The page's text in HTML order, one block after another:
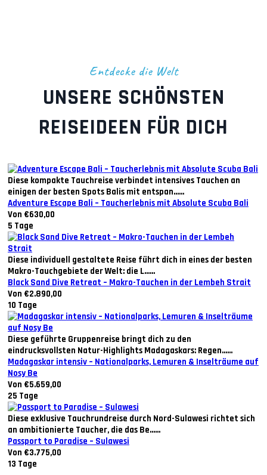
Entdecke die Welt
UNSERE SCHÖNSTEN
REISEIDEEN FÜR DICH
Diese kompakte Tauchreise verbindet intensives Tauchen an
einigen der besten Spots Balis mit entspan......
Adventure Escape Bali – Taucherlebnis mit Absolute Scuba Bali
Von €630,00
5 Tage
Diese individuell gestaltete Reise führt dich in eines der besten
Makro-Tauchgebiete der Welt: die L......
Black Sand Dive Retreat – Makro-Tauchen in der Lembeh Strait
Von €2.890,00
10 Tage
Diese geführte Gruppenreise bringt dich zu den
eindrucksvollsten Natur-Highlights Madagaskars: Regen......
Madagaskar intensiv – Nationalparks, Lemuren & Inselträume auf
Nosy Be
Von €5.659,00
25 Tage
Diese exklusive Tauchrundreise durch Nord-Sulawesi richtet sich
an ambitionierte Taucher, die das Be......
Passport to Paradise – Sulawesi
Von €3.775,00
13 Tage